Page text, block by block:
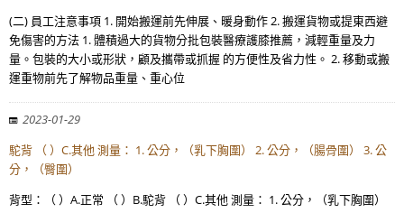
(二) 員工注意事項 1. 開始搬運前先伸展、暖身動作 2. 搬運貨物或提東西避
免傷害的方法 1. 體積過大的貨物分批包裝醫療護膝推薦，減輕重量及力
量。包裝的大小或形狀，顧及攜帶或抓握 的方便性及省力性。 2. 移動或搬
運重物前先了解物品重量、重心位
2023-01-29
駝背 （ ）C.其他 測量： 1. 公分，（乳下胸圍） 2. 公分，（腸骨圍） 3. 公
分，（臀圍）
背型：（ ）A.正常 （ ）B.駝背 （ ）C.其他 測量： 1. 公分，（乳下胸圍）